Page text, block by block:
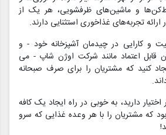
و ماشین‌های ظرفشویی، هر یک از
تجربه‌های غذاخوری استثنایی دارند.
و کارایی در چیدمان آشپزخانه خود - و
قابل اعتماد مانند شرکت اوژن شاپ - می
کنید که مشتریان را برای صرف صبحانه
اختیار دارید، به خوبی در راه ایجاد یک کافه
که مشتریان را با هر وعده غذایی که سرو